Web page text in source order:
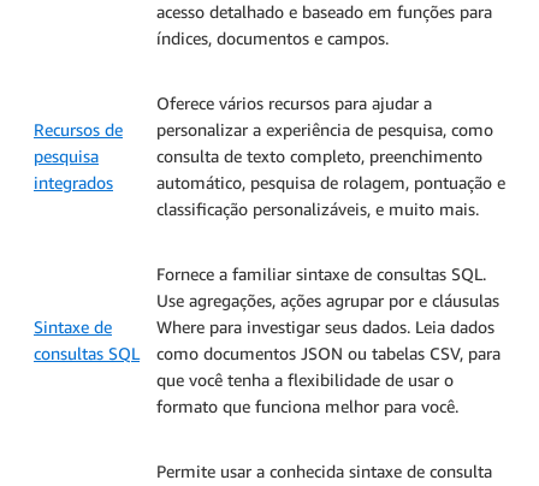
acesso detalhado e baseado em funções para
índices, documentos e campos.
Recursos de
pesquisa
integrados
Oferece vários recursos para ajudar a
personalizar a experiência de pesquisa, como
consulta de texto completo, preenchimento
automático, pesquisa de rolagem, pontuação e
classificação personalizáveis, e muito mais.
Sintaxe de
consultas SQL
Fornece a familiar sintaxe de consultas SQL.
Use agregações, ações agrupar por e cláusulas
Where para investigar seus dados. Leia dados
como documentos JSON ou tabelas CSV, para
que você tenha a flexibilidade de usar o
formato que funciona melhor para você.
Permite usar a conhecida sintaxe de consulta